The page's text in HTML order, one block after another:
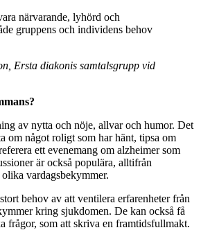
närvarande, lyhörd och
gruppens och individens behov
Ersta diakonis samtalsgrupp vid
av nytta och nöje, allvar och humor. Det
om något roligt som har hänt, tipsa om
ett evenemang om alzheimer som
är också populära, alltifrån
vardagsbekymmer.
behov av att ventilera erfarenheter från
kring sjukdomen. De kan också få
frågor, som att skriva en framtidsfullmakt.